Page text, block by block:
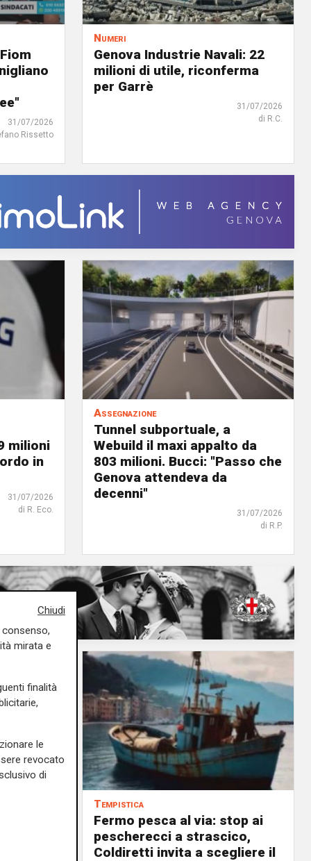
31/07/2026
Rissetto
Numeri
Genova Industrie Navali: 22
milioni di utile, riconferma
per Garrè
31/07/2026
di R.C.
milioni
in
31/07/2026
di R. Eco.
Assegnazione
Tunnel subportuale, a
Webuild il maxi appalto da
803 milioni. Bucci: "Passo che
Genova attendeva da
decenni"
31/07/2026
di R.P.
Tempistica
Fermo pesca al via: stop ai
pescherecci a strascico,
Coldiretti invita a scegliere il
Chiudi
mirata e
finalità
le
revocato
di